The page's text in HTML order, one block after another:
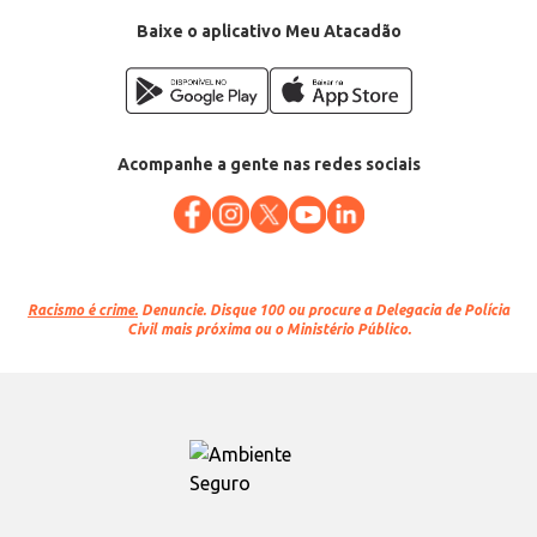
Baixe o aplicativo Meu Atacadão
Acompanhe a gente nas redes sociais
Racismo é crime. Denuncie. Disque 100 ou procure a Delegacia de Polícia
Civil mais próxima ou o Ministério Público.